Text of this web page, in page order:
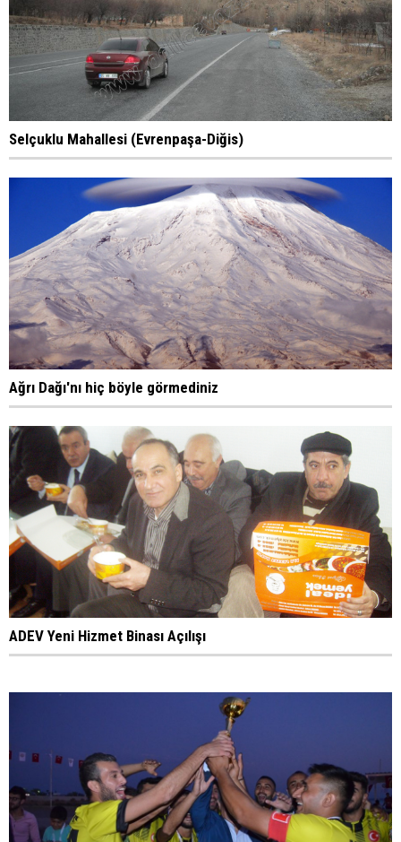
Selçuklu Mahallesi (Evrenpaşa-Diğis)
Ağrı Dağı'nı hiç böyle görmediniz
ADEV Yeni Hizmet Binası Açılışı